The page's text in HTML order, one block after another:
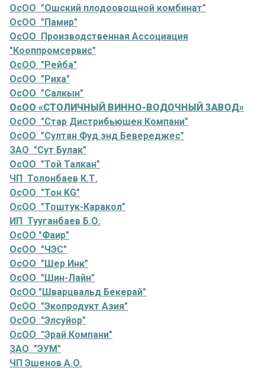
ОсОО "Ошский плодоовощной комбинат"
ОсОО "Памир"
ОсОО Производственная Ассоциация
"Кооппромсервис"
ОсОО "Рейба"
ОсОО "Риха"
ОсОО "Салкын"
ОсОО «СТОЛИЧНЫЙ ВИННО-ВОДОЧНЫЙ ЗАВОД»
ОсОО "Стар Дистрибьюшен Компани"
ОсОО "Султан Фуд энд Бевереджес"
ЗАО "Сут Булак"
ОсОО "Той Талкан"
ЧП Толонбаев К.Т.
ОсОО "Тон KG"
ОсОО "Тоштук-Каракол"
ИП Тууганбаев Б.О.
ОсОО "Фаир"
ОсОО "ЧЭС"
ОсОО "Шер Инк"
ОсОО "Шин-Лайн"
ОсОО "Шварцвальд Бекерай"
ОсОО "Экопродукт Азия"
ОсОО "Элсуйор"
ОсОО "Эрай Компани"
ЗАО "ЭУМ"
ЧП Эшенов А.О.